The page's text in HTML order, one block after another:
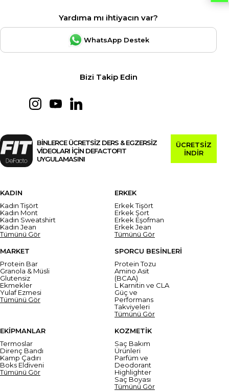
Yardıma mı ihtiyacın var?
WhatsApp Destek
Bizi Takip Edin
BİNLERCE ÜCRETSİZ DERS & EGZERSİZ
VİDEOLARI İÇİN DEFACTOFIT
UYGULAMASINI
ÜCRETSİZ
İNDİR
KADIN
Kadın Tişört
Kadın Mont
Kadın Sweatshirt
Kadın Jean
Tümünü Gör
ERKEK
Erkek Tişört
Erkek Şort
Erkek Eşofman
Erkek Jean
Tümünü Gör
MARKET
Protein Bar
Granola & Müsli
Glutensiz
Ekmekler
Yulaf Ezmesi
Tümünü Gör
SPORCU BESİNLERİ
Protein Tozu
Amino Asit
(BCAA)
L Karnitin ve CLA
Güç ve
Performans
Takviyeleri
Tümünü Gör
EKİPMANLAR
Termoslar
Direnç Bandı
Kamp Çadırı
Boks Eldiveni
Tümünü Gör
KOZMETİK
Saç Bakım
Ürünleri
Parfüm ve
Deodorant
Highlighter
Saç Boyası
Tümünü Gör